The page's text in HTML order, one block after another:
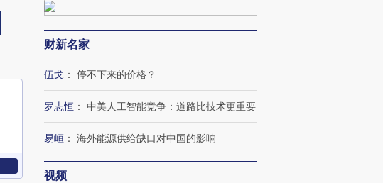
财新名家
伍戈 ： 停不下来的价格？
罗志恒 ： 中美人工智能竞争：道路比技术更重要
易峘 ： 海外能源供给缺口对中国的影响
视频